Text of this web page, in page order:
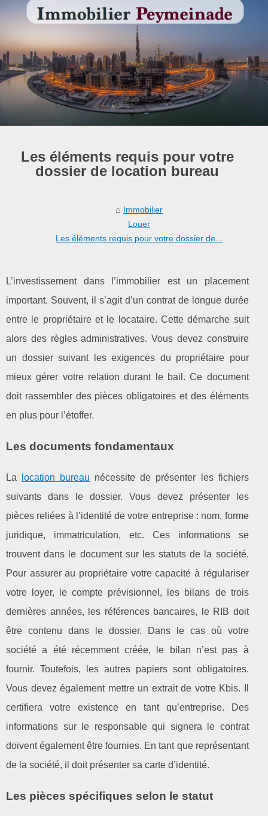
Les éléments requis pour votre
dossier de location bureau
Immobilier
Louer
Les éléments requis pour votre dossier de...
L’investissement dans l’immobilier est un placement
important. Souvent, il s’agit d’un contrat de longue durée
entre le propriétaire et le locataire. Cette démarche suit
alors des règles administratives. Vous devez construire
un dossier suivant les exigences du propriétaire pour
mieux gérer votre relation durant le bail. Ce document
doit rassembler des pièces obligatoires et des éléments
en plus pour l’étoffer.
Les documents fondamentaux
La location bureau nécessite de présenter les fichiers
suivants dans le dossier. Vous devez présenter les
pièces reliées à l’identité de votre entreprise : nom, forme
juridique, immatriculation, etc. Ces informations se
trouvent dans le document sur les statuts de la société.
Pour assurer au propriétaire votre capacité à régulariser
votre loyer, le compte prévisionnel, les bilans de trois
dernières années, les références bancaires, le RIB doit
être contenu dans le dossier. Dans le cas où votre
société a été récemment créée, le bilan n’est pas à
fournir. Toutefois, les autres papiers sont obligatoires.
Vous devez également mettre un extrait de votre Kbis. Il
certifiera votre existence en tant qu’entreprise. Des
informations sur le responsable qui signera le contrat
doivent également être fournies. En tant que représentant
de la société, il doit présenter sa carte d’identité.
Les pièces spécifiques selon le statut